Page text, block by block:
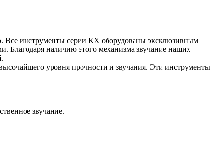
Все инструменты серии КХ оборудованы эксклюзивным
Благодаря наличию этого механизма звучание наших
уровня прочности и звучания. Эти инструменты
звучание.